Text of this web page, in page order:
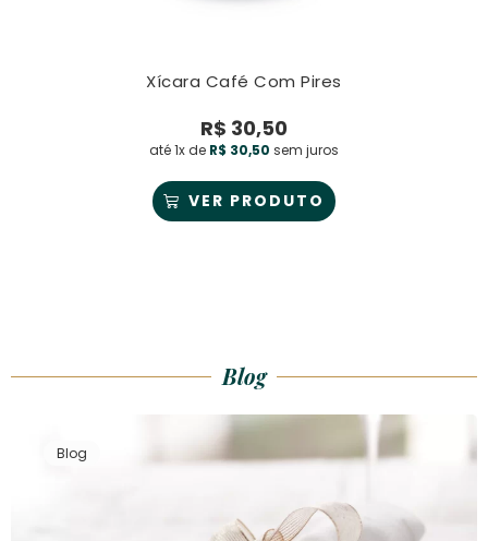
Xícara Café Com Pires
R$ 30,50
até 1x de R$ 30,50 sem juros
VER PRODUTO
Blog
Blog